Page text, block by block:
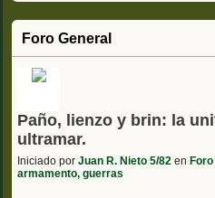
Foro General
Paño, lienzo y brin: la
ultramar.
Iniciado por Juan R. Nieto 5/82 en
armamento, guerras